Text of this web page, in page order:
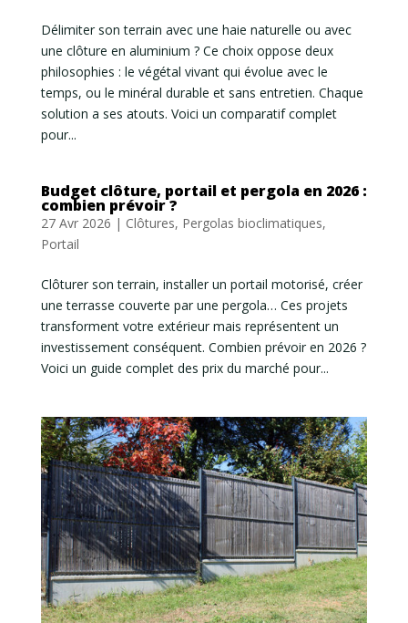
Délimiter son terrain avec une haie naturelle ou avec
une clôture en aluminium ? Ce choix oppose deux
philosophies : le végétal vivant qui évolue avec le
temps, ou le minéral durable et sans entretien. Chaque
solution a ses atouts. Voici un comparatif complet
pour...
Budget clôture, portail et pergola en 2026 :
combien prévoir ?
27 Avr 2026 | Clôtures, Pergolas bioclimatiques,
Portail
Clôturer son terrain, installer un portail motorisé, créer
une terrasse couverte par une pergola… Ces projets
transforment votre extérieur mais représentent un
investissement conséquent. Combien prévoir en 2026 ?
Voici un guide complet des prix du marché pour...